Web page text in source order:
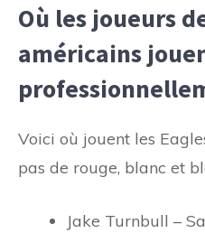
Où les joueurs
américains
Voici où jouent les
pas de rouge, blanc et
Jake Turnbull –